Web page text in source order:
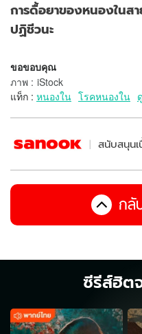
การดื้อยาของหนองในส
ปฏิชีวนะ
ขอขอบคุณ
ภาพ : iStock
แท็ก : หนองใน โรคหนองใน
สนับสนุนเ
กลั
ซีรีส์ฮิต